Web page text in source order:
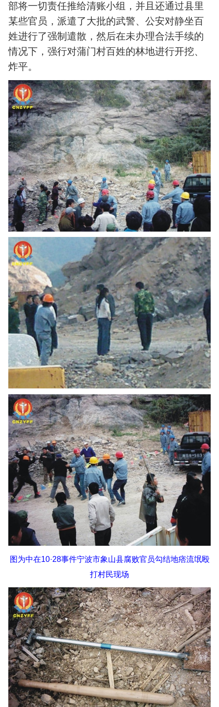
部将一切责任推给清账小组，并且还通过县里
某些官员，派遣了大批的武警、公安对静坐百
姓进行了强制遣散，然后在未办理合法手续的
情况下，强行对蒲门村百姓的林地进行开挖、
炸平。
图为中在10·28事件宁波市象山县腐败官员勾结地痞流氓殴
打村民现场